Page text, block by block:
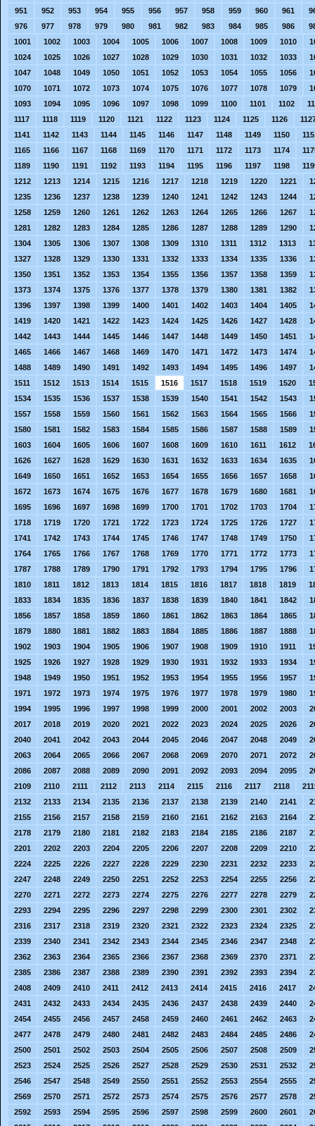
951
952 953 954 955 956 957 958 959 960 961
976
977 978 979 980 981 982 983 984 985 986
1001
1002 1003 1004 1005 1006 1007 1008 1009 1010
1024
1025 1026 1027 1028 1029 1030 1031 1032 1033
1047
1048 1049 1050 1051 1052 1053 1054 1055 1056
1070
1071 1072 1073 1074 1075 1076 1077 1078 1079
1093
1094 1095 1096 1097 1098 1099 1100 1101 1102
1117
1118 1119 1120 1121 1122 1123 1124 1125 1126
1141
1142 1143 1144 1145 1146 1147 1148 1149 1150
1165
1166 1167 1168 1169 1170 1171 1172 1173 1174
1189
1190 1191 1192 1193 1194 1195 1196 1197 1198
1212
1213 1214 1215 1216 1217 1218 1219 1220 1221
1235
1236 1237 1238 1239 1240 1241 1242 1243 1244
1258
1259 1260 1261 1262 1263 1264 1265 1266 1267
1281
1282 1283 1284 1285 1286 1287 1288 1289 1290
1304
1305 1306 1307 1308 1309 1310 1311 1312 1313
1327
1328 1329 1330 1331 1332 1333 1334 1335 1336
1350
1351 1352 1353 1354 1355 1356 1357 1358 1359
1373
1374 1375 1376 1377 1378 1379 1380 1381 1382
1396
1397 1398 1399 1400 1401 1402 1403 1404 1405
1419
1420 1421 1422 1423 1424 1425 1426 1427 1428
1442
1443 1444 1445 1446 1447 1448 1449 1450 1451
1465
1466 1467 1468 1469 1470 1471 1472 1473 1474
1488
1489 1490 1491 1492 1493 1494 1495 1496 1497
1511
1512 1513 1514 1515 1516 1517 1518 1519 1520
1534
1535 1536 1537 1538 1539 1540 1541 1542 1543
1557
1558 1559 1560 1561 1562 1563 1564 1565 1566
1580
1581 1582 1583 1584 1585 1586 1587 1588 1589
1603
1604 1605 1606 1607 1608 1609 1610 1611 1612
1626
1627 1628 1629 1630 1631 1632 1633 1634 1635
1649
1650 1651 1652 1653 1654 1655 1656 1657 1658
1672
1673 1674 1675 1676 1677 1678 1679 1680 1681
1695
1696 1697 1698 1699 1700 1701 1702 1703 1704
1718
1719 1720 1721 1722 1723 1724 1725 1726 1727
1741
1742 1743 1744 1745 1746 1747 1748 1749 1750
1764
1765 1766 1767 1768 1769 1770 1771 1772 1773
1787
1788 1789 1790 1791 1792 1793 1794 1795 1796
1810
1811 1812 1813 1814 1815 1816 1817 1818 1819
1833
1834 1835 1836 1837 1838 1839 1840 1841 1842
1856
1857 1858 1859 1860 1861 1862 1863 1864 1865
1879
1880 1881 1882 1883 1884 1885 1886 1887 1888
1902
1903 1904 1905 1906 1907 1908 1909 1910 1911
1925
1926 1927 1928 1929 1930 1931 1932 1933 1934
1948
1949 1950 1951 1952 1953 1954 1955 1956 1957
1971
1972 1973 1974 1975 1976 1977 1978 1979 1980
1994
1995 1996 1997 1998 1999 2000 2001 2002 2003
2017
2018 2019 2020 2021 2022 2023 2024 2025 2026
2040
2041 2042 2043 2044 2045 2046 2047 2048 2049
2063
2064 2065 2066 2067 2068 2069 2070 2071 2072
2086
2087 2088 2089 2090 2091 2092 2093 2094 2095
2109
2110 2111 2112 2113 2114 2115 2116 2117 2118
2132
2133 2134 2135 2136 2137 2138 2139 2140 2141
2155
2156 2157 2158 2159 2160 2161 2162 2163 2164
2178
2179 2180 2181 2182 2183 2184 2185 2186 2187
2201
2202 2203 2204 2205 2206 2207 2208 2209 2210
2224
2225 2226 2227 2228 2229 2230 2231 2232 2233
2247
2248 2249 2250 2251 2252 2253 2254 2255 2256
2270
2271 2272 2273 2274 2275 2276 2277 2278 2279
2293
2294 2295 2296 2297 2298 2299 2300 2301 2302
2316
2317 2318 2319 2320 2321 2322 2323 2324 2325
2339
2340 2341 2342 2343 2344 2345 2346 2347 2348
2362
2363 2364 2365 2366 2367 2368 2369 2370 2371
2385
2386 2387 2388 2389 2390 2391 2392 2393 2394
2408
2409 2410 2411 2412 2413 2414 2415 2416 2417
2431
2432 2433 2434 2435 2436 2437 2438 2439 2440
2454
2455 2456 2457 2458 2459 2460 2461 2462 2463
2477
2478 2479 2480 2481 2482 2483 2484 2485 2486
2500
2501 2502 2503 2504 2505 2506 2507 2508 2509
2523
2524 2525 2526 2527 2528 2529 2530 2531 2532
2546
2547 2548 2549 2550 2551 2552 2553 2554 2555
2569
2570 2571 2572 2573 2574 2575 2576 2577 2578
2592
2593 2594 2595 2596 2597 2598 2599 2600 2601